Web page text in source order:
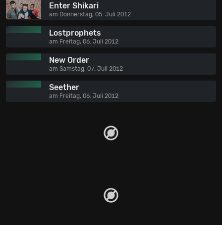
Enter Shikari
am Donnerstag, 05. Juli 2012
Lostprophets
am Freitag, 06. Juli 2012
New Order
am Samstag, 07. Juli 2012
Seether
am Freitag, 06. Juli 2012